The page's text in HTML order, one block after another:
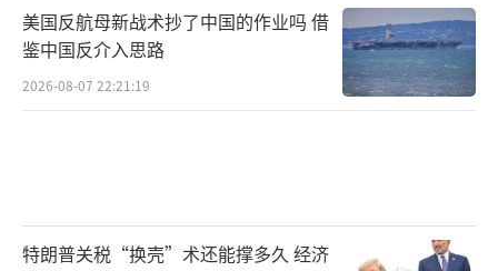
美国反航母新战术抄了中国的作业吗 借
鉴中国反介入思路
2026-08-07 22:21:19
特朗普关税“换壳”术还能撑多久 经济